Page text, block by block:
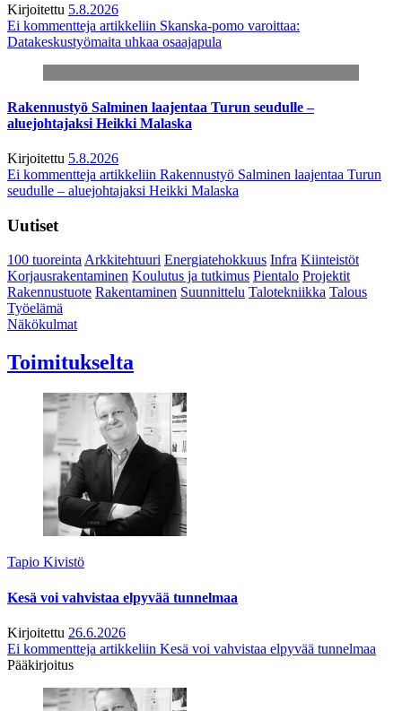
Kirjoitettu 5.8.2026
Ei kommentteja artikkeliin Skanska-pomo varoittaa:
Datakeskustyömaita uhkaa osaajapula
Rakennustyö Salminen laajentaa Turun seudulle –
aluejohtajaksi Heikki Malaska
Kirjoitettu 5.8.2026
Ei kommentteja artikkeliin Rakennustyö Salminen laajentaa Turun
seudulle – aluejohtajaksi Heikki Malaska
Uutiset
100 tuoreintaArkkitehtuuri Energiatehokkuus Infra Kiinteistöt
Korjausrakentaminen Koulutus ja tutkimus Pientalo Projektit
Rakennustuote Rakentaminen Suunnittelu Talotekniikka Talous
Työelämä
Näkökulmat
Toimitukselta
Tapio Kivistö
Kesä voi vahvistaa elpyvää tunnelmaa
Kirjoitettu 26.6.2026
Ei kommentteja artikkeliin Kesä voi vahvistaa elpyvää tunnelmaa
Pääkirjoitus